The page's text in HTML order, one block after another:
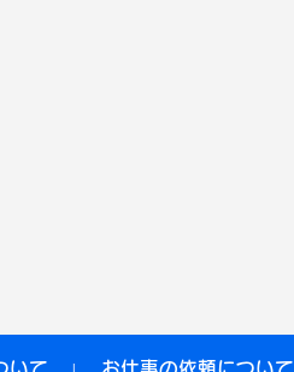
いて お仕事の依頼について